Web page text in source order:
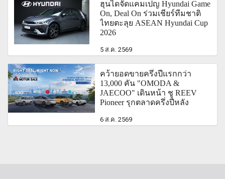
ฮุนไดจัดแคมเปญ Hyundai Game
On, Deal On ร่วมเชียร์ทีมชาติ
ไทยตะลุย ASEAN Hyundai Cup
2026
5 ส.ค. 2569
คว้ายอดขายครึ่งปีแรกกว่า
13,000 คัน "OMODA &
JAECOO" เดินหน้า ชู REEV
Pioneer รุกตลาดครึ่งปีหลัง
6 ส.ค. 2569